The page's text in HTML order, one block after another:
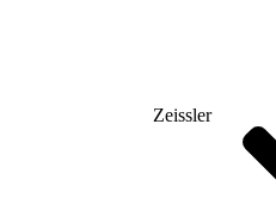
Zeissler